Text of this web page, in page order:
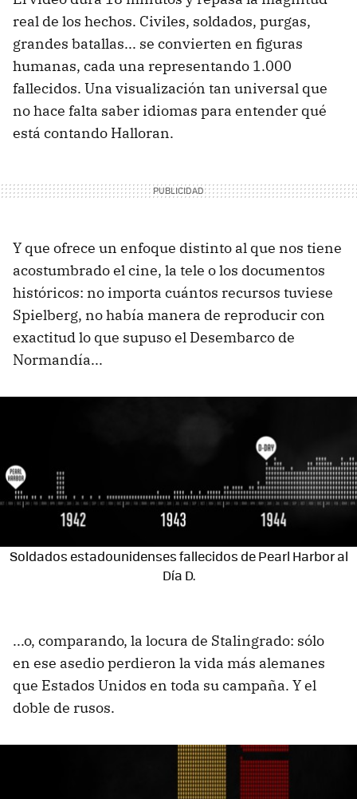
real de los hechos. Civiles, soldados, purgas,
grandes batallas... se convierten en figuras
humanas, cada una representando 1.000
fallecidos. Una visualización tan universal que
no hace falta saber idiomas para entender qué
está contando Halloran.
Y que ofrece un enfoque distinto al que nos tiene
acostumbrado el cine, la tele o los documentos
históricos: no importa cuántos recursos tuviese
Spielberg, no había manera de reproducir con
exactitud lo que supuso el Desembarco de
Normandía...
Soldados estadounidenses fallecidos de Pearl Harbor al
Día D.
...o, comparando, la locura de Stalingrado: sólo
en ese asedio perdieron la vida más alemanes
que Estados Unidos en toda su campaña. Y el
doble de rusos.